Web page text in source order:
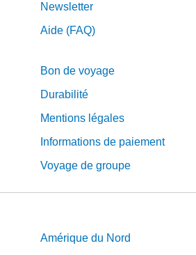
Newsletter
Aide (FAQ)
Bon de voyage
Durabilité
Mentions légales
Informations de paiement
Voyage de groupe
Amérique du Nord